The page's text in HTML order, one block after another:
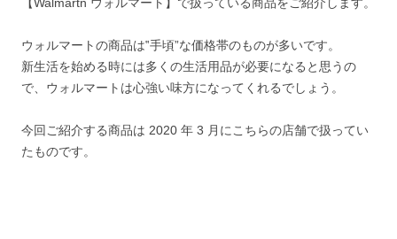
ウォルマートの商品は‟手頃”な価格帯のものが多いです。
新生活を始める時には多くの生活用品が必要になると思うの
で、ウォルマートは心強い味方になってくれるでしょう。
今回ご紹介する商品は 2020 年 3 月にこちらの店舗で扱ってい
たものです。